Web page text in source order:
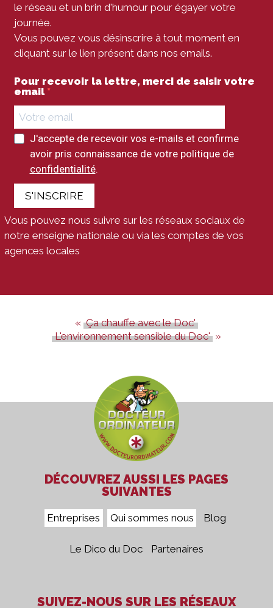
le réseau et un brin d'humour pour égayer votre
journée.
Vous pouvez vous désinscrire à tout moment en
cliquant sur le lien présent dans nos emails.
Pour recevoir la lettre, merci de saisir votre
email
J'accepte de recevoir vos e-mails et confirme
avoir pris connaissance de votre politique de
confidentialité.
S'INSCRIRE
Vous pouvez nous suivre sur les réseaux sociaux de
notre enseigne nationale ou via les comptes de vos
agences locales
Ça chauffe avec le Doc'
L'environnement sensible du Doc'
DÉCOUVREZ AUSSI LES PAGES
SUIVANTES
Entreprises Qui sommes nous Blog
Le Dico du Doc Partenaires
SUIVEZ-NOUS SUR LES RÉSEAUX